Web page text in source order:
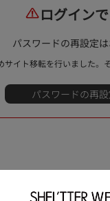
ログイン
パスワードの再設定
イト移転を行いました。